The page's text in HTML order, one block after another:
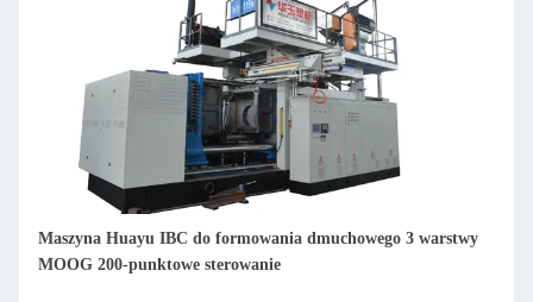
Maszyna Huayu IBC do formowania dmuchowego 3 warstwy
MOOG 200-punktowe sterowanie